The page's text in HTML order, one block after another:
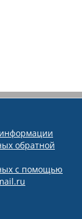
обратной
с помощью